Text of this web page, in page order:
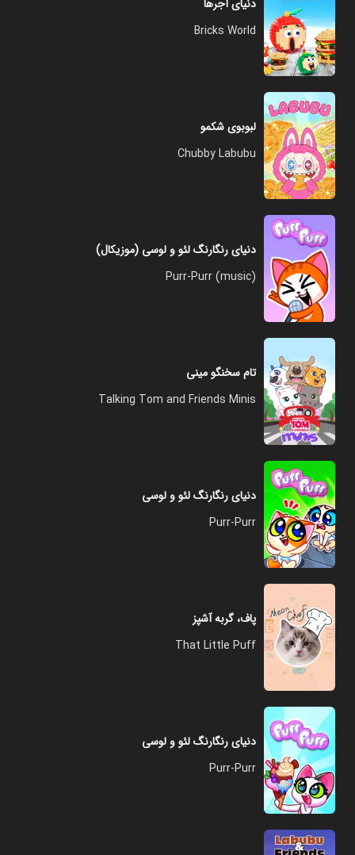
دنیای آجرها
Bricks World
لبوبوی شکمو
Chubby Labubu
دنیای رنگارنگ لئو و لوسی (موزیکال)
Purr-Purr (music)
تام سخنگو مینی
Talking Tom and Friends Minis
دنیای رنگارنگ لئو و لوسی
Purr-Purr
پاف، گربه آشپز
That Little Puff
دنیای رنگارنگ لئو و لوسی
Purr-Purr